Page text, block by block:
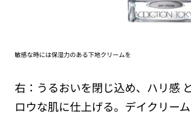
敏感な時には保湿力のある下地クリームを
右：うるおいを閉じ込め、ハリ感
ロウな肌に仕上げる。デイクリーム